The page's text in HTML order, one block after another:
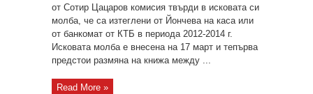
от Сотир Цацаров комисия твърди в исковата си
молба, че са изтеглени от Йончева на каса или
от банкомат от КТБ в периода 2012-2014 г.
Исковата молба е внесена на 17 март и тепърва
предстои размяна на книжа между ...
Read More »